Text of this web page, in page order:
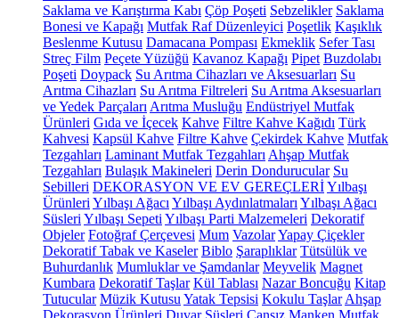
Saklama ve Karıştırma Kabı Çöp Poşeti Sebzelikler Saklama
Bonesi ve Kapağı Mutfak Raf Düzenleyici Poşetlik Kaşıklık
Beslenme Kutusu Damacana Pompası Ekmeklik Sefer Tası
Streç Film Peçete Yüzüğü Kavanoz Kapağı Pipet Buzdolabı
Poşeti Doypack Su Arıtma Cihazları ve Aksesuarları Su
Arıtma Cihazları Su Arıtma Filtreleri Su Arıtma Aksesuarları
ve Yedek Parçaları Arıtma Musluğu Endüstriyel Mutfak
Ürünleri Gıda ve İçecek Kahve Filtre Kahve Kağıdı Türk
Kahvesi Kapsül Kahve Filtre Kahve Çekirdek Kahve Mutfak
Tezgahları Laminant Mutfak Tezgahları Ahşap Mutfak
Tezgahları Bulaşık Makineleri Derin Dondurucular Su
Sebilleri DEKORASYON VE EV GEREÇLERİYılbaşı
Ürünleri Yılbaşı Ağacı Yılbaşı Aydınlatmaları Yılbaşı Ağacı
Süsleri Yılbaşı Sepeti Yılbaşı Parti Malzemeleri Dekoratif
Objeler Fotoğraf Çerçevesi Mum VazolarYapay Çiçekler
Dekoratif Tabak ve Kaseler Biblo Şaraplıklar Tütsülük ve
Buhurdanlık Mumluklar ve Şamdanlar Meyvelik Magnet
Kumbara Dekoratif Taşlar Kül Tablası Nazar Boncuğu Kitap
Tutucular Müzik Kutusu Yatak Tepsisi Kokulu Taşlar Ahşap
Dekorasyon Ürünleri Duvar Süsleri Cansız Manken Mutfak